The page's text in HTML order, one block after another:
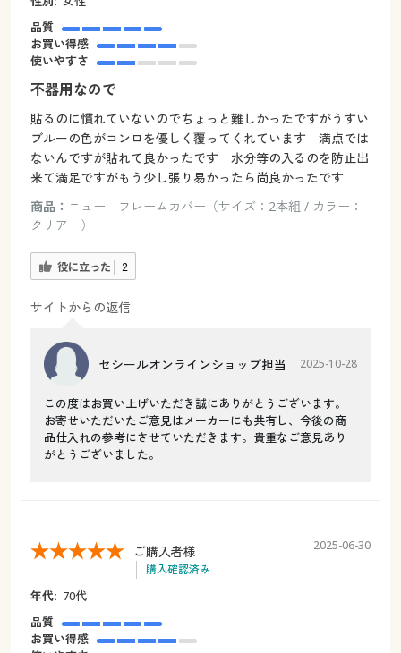
品質
お買い得感
使いやすさ
不器用なので
貼るのに慣れていないのでちょっと難しかったですがうすい
ブルーの色がコンロを優しく覆ってくれています 満点では
ないんですが貼れて良かったです 水分等の入るのを防止出
来て満足ですがもう少し張り易かったら尚良かったです
商品： ニュー フレームカバー（サイズ：2本組 / カラー：
クリアー）
役に立った 2
サイトからの返信
セシールオンラインショップ担当 2025-10-28
この度はお買い上げいただき誠にありがとうございます。
お寄せいただいたご意見はメーカーにも共有し、今後の商
品仕入れの参考にさせていただきます。貴重なご意見あり
がとうございました。
ご購入者様
購入確認済み
2025-06-30
年代: 70代
品質
お買い得感